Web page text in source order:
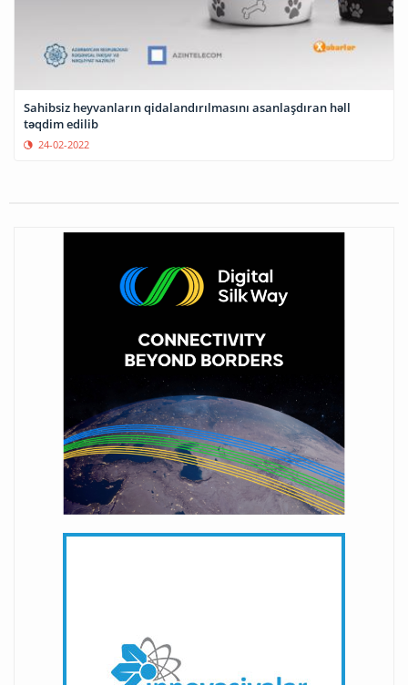
Sahibsiz heyvanların qidalandırılmasını asanlaşdıran həll
təqdim edilib
24-02-2022